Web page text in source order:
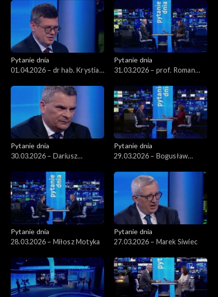
Pytanie dnia
01.04.2026 – dr hab. Krystian
Pytanie dnia
31.03.2026 – prof. Roman
Pytanie dnia
30.03.2026 – Dariusz
Pytanie dnia
29.03.2026 – Bogusław
Pytanie dnia
28.03.2026 – Miłosz Motyka
Pytanie dnia
27.03.2026 – Marek Siwiec